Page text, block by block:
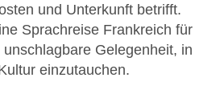
und Unterkunft betrifft.
Sprachreise Frankreich für
Gelegenheit, in
einzutauchen.